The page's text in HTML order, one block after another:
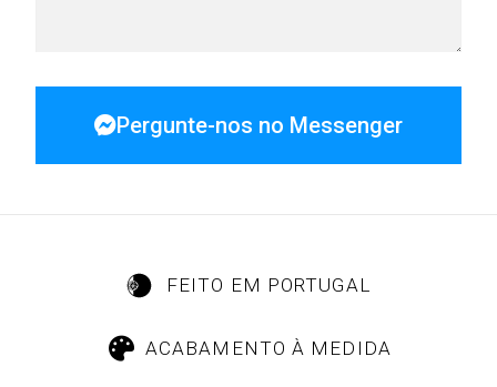
Pergunte-nos no Messenger
FEITO EM PORTUGAL
ACABAMENTO À MEDIDA